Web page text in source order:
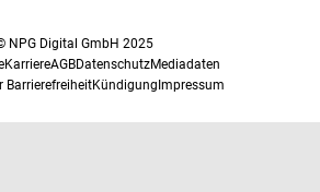
NPG Digital GmbH 2025
KarriereAGBDatenschutzMediadaten
BarrierefreiheitKündigungImpressum